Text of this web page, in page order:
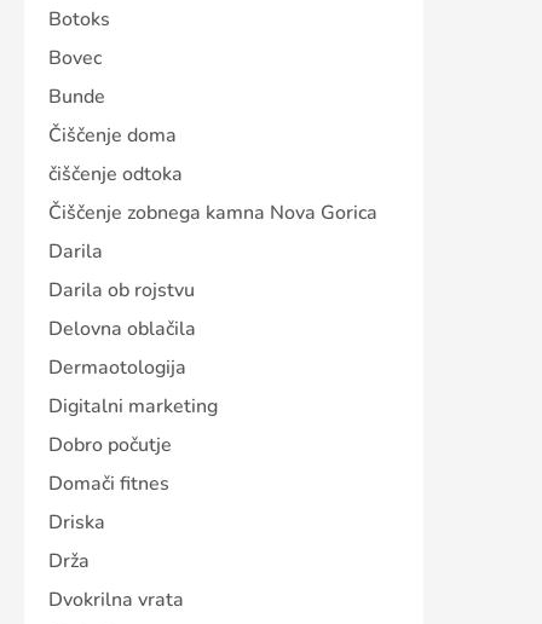
Botoks
Bovec
Bunde
Čiščenje doma
čiščenje odtoka
Čiščenje zobnega kamna Nova Gorica
Darila
Darila ob rojstvu
Delovna oblačila
Dermaotologija
Digitalni marketing
Dobro počutje
Domači fitnes
Driska
Drža
Dvokrilna vrata